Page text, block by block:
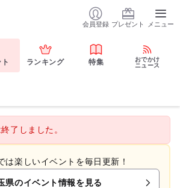
会員登録 プレゼント メニュー
ランキング 特集
おでかけ
ニュース
了しました。
は楽しいイベントを毎日更新！
県のイベント情報を見る